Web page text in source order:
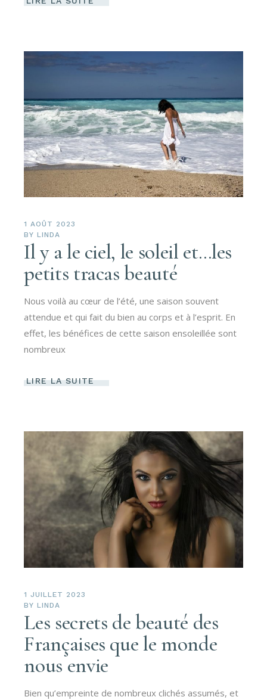
1 AOÛT 2023
BY LINDA
Il y a le ciel, le soleil et…les
petits tracas beauté
Nous voilà au cœur de l’été, une saison souvent
attendue et qui fait du bien au corps et à l’esprit. En
effet, les bénéfices de cette saison ensoleillée sont
nombreux
LIRE LA SUITE
1 JUILLET 2023
BY LINDA
Les secrets de beauté des
Françaises que le monde
nous envie
Bien qu’empreinte de nombreux clichés assumés, et